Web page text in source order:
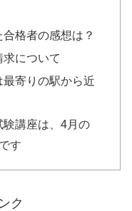
格者の感想は？
について
寄りの駅から近
講座は、4月の
す
ク